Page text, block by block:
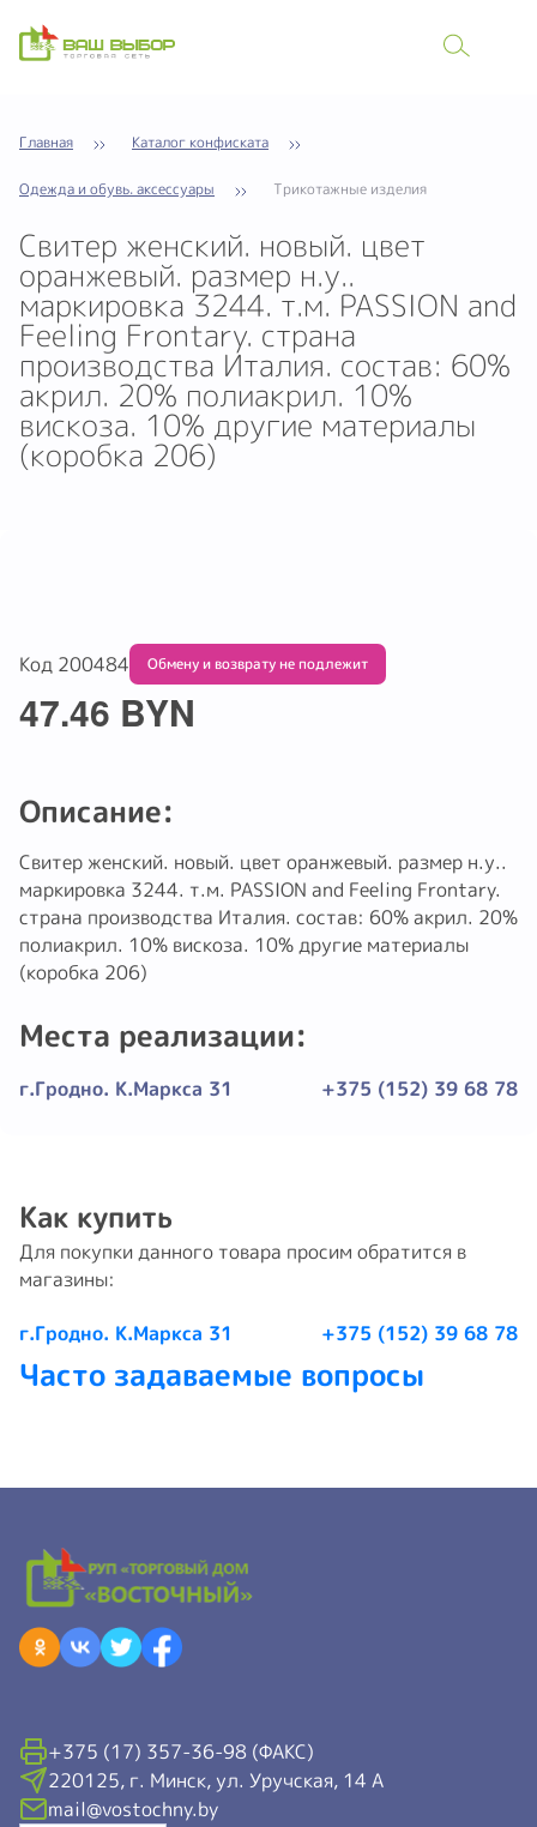
Главная Каталог конфиската
Одежда и обувь. аксессуары Трикотажные изделия
Cвитер женский. новый. цвет
оранжевый. размер н.у..
маркировка 3244. т.м. PASSION and
Feeling Frontary. страна
производства Италия. состав: 60%
акрил. 20% полиакрил. 10%
вискоза. 10% другие материалы
(коробка 206)
Код 200484 Обмену и возврату не подлежит
47.46 BYN
Описание:
Cвитер женский. новый. цвет оранжевый. размер н.у..
маркировка 3244. т.м. PASSION and Feeling Frontary.
страна производства Италия. состав: 60% акрил. 20%
полиакрил. 10% вискоза. 10% другие материалы
(коробка 206)
Места реализации:
г.Гродно. К.Маркса 31 +375 (152) 39 68 78
Как купить
Для покупки данного товара просим обратится в
магазины:
г.Гродно. К.Маркса 31 +375 (152) 39 68 78
Часто задаваемые вопросы
+375 (17) 357-36-98 (ФАКС)
220125, г. Минск, ул. Уручская, 14 А
mail@vostochny.by